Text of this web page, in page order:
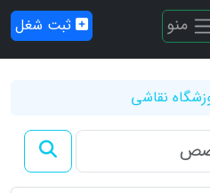
منو ثبت شغل
نقاشی